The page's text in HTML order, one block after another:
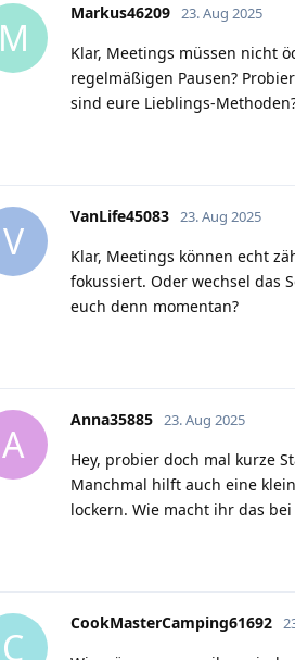
M
Markus46209 23. Aug 2025
Klar, Meetings müssen nicht
regelmäßigen Pausen?
sind eure Lieblings-
V
VanLife45083 23. Aug 2025
Klar, Meetings können echt
fokussiert. Oder wechsel das
euch denn momentan?
A
Anna35885 23. Aug 2025
Hey, probier doch mal kurze
Manchmal hilft auch eine
lockern. Wie macht ihr das
C
CookMasterCamping61692